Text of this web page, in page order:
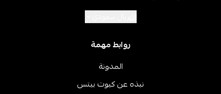
روابط مهمة
المدونة
نبذه عن كيوت بيتس